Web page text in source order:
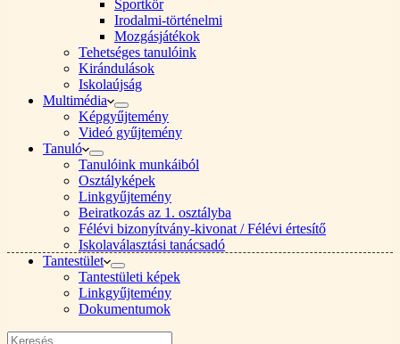
Sportkör
Irodalmi-történelmi
Mozgásjátékok
Tehetséges tanulóink
Kirándulások
Iskolaújság
Multimédia
Képgyűjtemény
Videó gyűjtemény
Tanuló
Tanulóink munkáiból
Osztályképek
Linkgyűjtemény
Beiratkozás az 1. osztályba
Félévi bizonyítvány-kivonat / Félévi értesítő
Iskolaválasztási tanácsadó
Tantestület
Tantestületi képek
Linkgyűjtemény
Dokumentumok